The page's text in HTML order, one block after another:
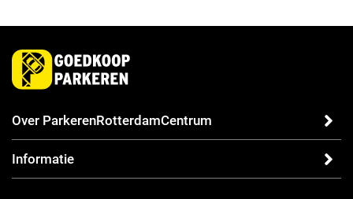
Over ParkerenRotterdamCentrum
Informatie